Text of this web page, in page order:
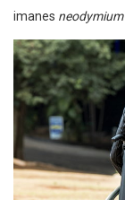
imanes neodymium